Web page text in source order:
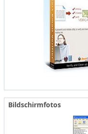
Bildschirmfotos